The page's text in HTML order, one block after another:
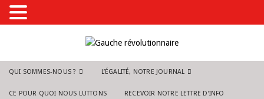
QUI SOMMES-NOUS ? L’ÉGALITÉ, NOTRE JOURNAL
CE POUR QUOI NOUS LUTTONS RECEVOIR NOTRE LETTRE D’INFO